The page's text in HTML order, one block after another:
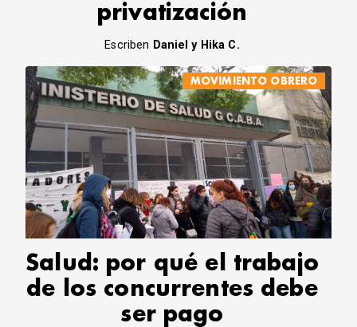
privatización
Escriben Daniel y Hika C.
MOVIMIENTO OBRERO
Salud: por qué el trabajo
de los concurrentes debe
ser pago